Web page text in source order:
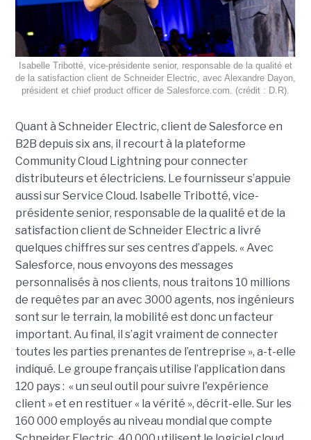
Isabelle Tribotté, vice-présidente senior, responsable de la qualité et
de la satisfaction client de Schneider Electric, avec Alexandre Dayon,
président et chief product officer de Salesforce.com. (crédit : D.R).
Quant à Schneider Electric, client de Salesforce en
B2B depuis six ans, il recourt à la plateforme
Community Cloud Lightning pour connecter
distributeurs et électriciens. Le fournisseur s’appuie
aussi sur Service Cloud. Isabelle Tribotté, vice-
présidente senior, responsable de la qualité et de la
satisfaction client de Schneider Electric a livré
quelques chiffres sur ses centres d’appels. « Avec
Salesforce, nous envoyons des messages
personnalisés à nos clients, nous traitons 10 millions
de requêtes par an avec 3000 agents, nos ingénieurs
sont sur le terrain, la mobilité est donc un facteur
important. Au final, il s’agit vraiment de connecter
toutes les parties prenantes de l’entreprise », a-t-elle
indiqué. Le groupe français utilise l’application dans
120 pays : « un seul outil pour suivre l'expérience
client » et en restituer « la vérité », décrit-elle. Sur les
160 000 employés au niveau mondial que compte